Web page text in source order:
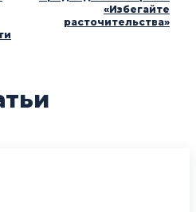
«Избегайте
расточительства»